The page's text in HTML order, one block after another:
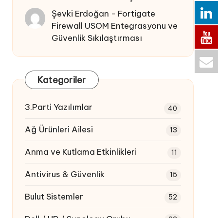
Şevki Erdoğan - Fortigate
Firewall USOM Entegrasyonu ve
Güvenlik Sıkılaştırması
Kategoriler
3.Parti Yazılımlar 40
Ağ Ürünleri Ailesi 13
Anma ve Kutlama Etkinlikleri 11
Antivirus & Güvenlik 15
Bulut Sistemler 52